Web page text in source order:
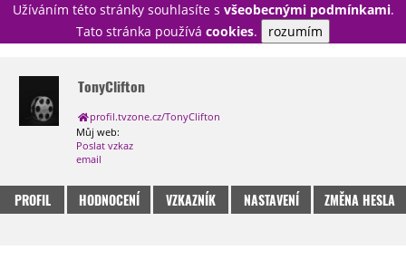
Užíváním této stránky souhlasíte s všeobecnými podmínkami.
Tato stránka používá cookies. rozumím
PŘIHLÁSIT
NOVINKY
TÉMATA
RECENZE
EPIZODY
TRAILERY
GALERIE
DISKUZE
STATISTIKY
TIRÁŽ
TonyClifton
profil.tvzone.cz/TonyClifton
Můj web:
Poslat vzkaz
email
PROFIL HODNOCENÍ VZKAZNÍK NASTAVENÍ ZMĚNA HESLA